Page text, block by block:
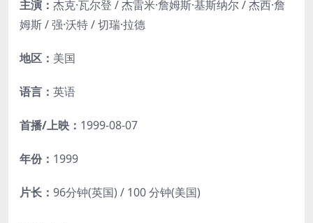
主演： 杰克·瓦尔登 / 杰雷米·詹姆斯·基斯纳尔 / 杰西·詹
姆斯 / 强·沃特 / 切瑞·拉德
地区： 美国
语言： 英语
首播/上映： 1999-08-07
年份： 1999
片长： 96分钟(英国) / 100 分钟(美国)